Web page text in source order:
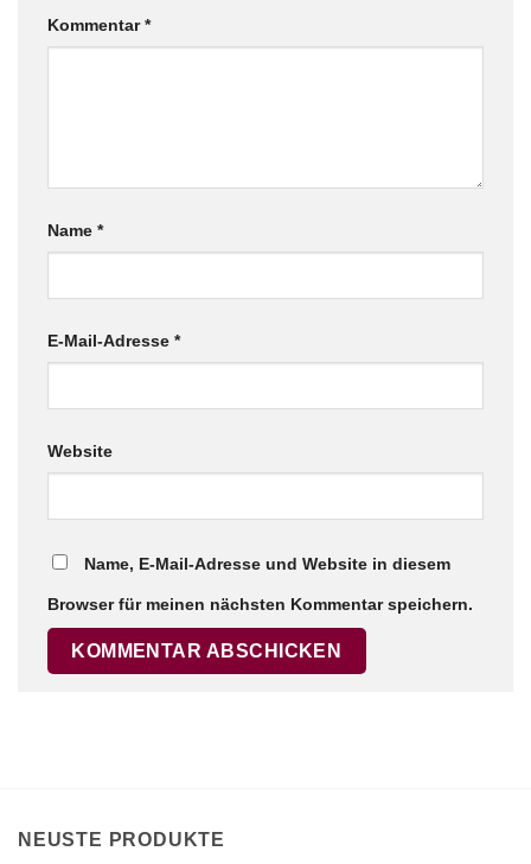
Kommentar*
Name *
E-Mail-Adresse *
Website
Name, E-Mail-Adresse und Website in diesem
Browser für meinen nächsten Kommentar speichern.
NEUSTE PRODUKTE